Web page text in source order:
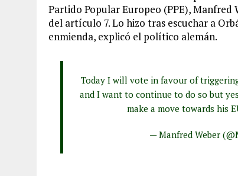
Partido Popular Europeo (PPE),
del artículo 7. Lo hizo tras escuchar a
enmienda, explicó el político alemán.
Today I will vote in favour of
and I want to continue to do so but
make a move towards his
— Manfred Weber